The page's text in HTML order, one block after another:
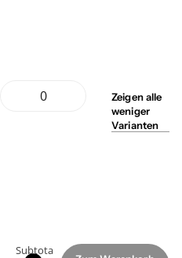
Zeigenalle
weniger
Varianten
Subtota